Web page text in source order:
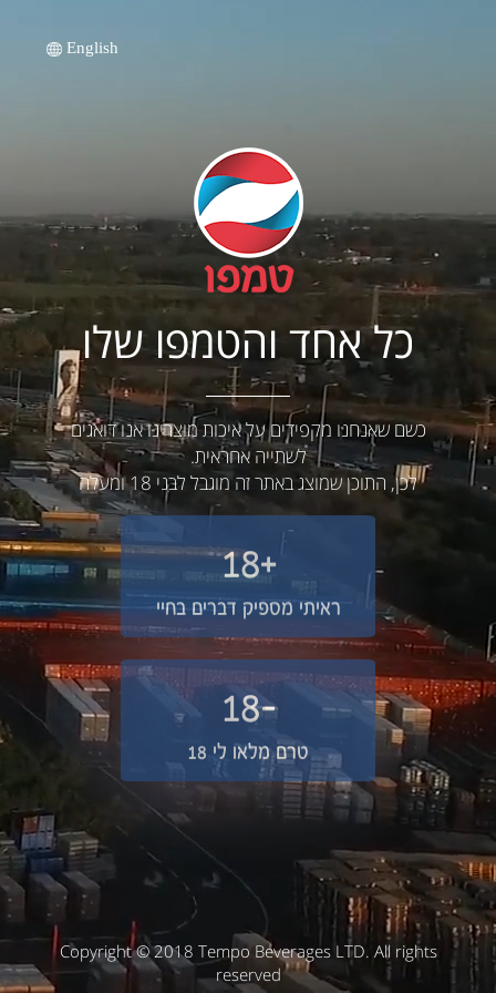
English
כל אחד והטמפו שלו
כשם שאנחנו מקפידים על איכות מוצרינו אנו דואגים
לשתייה אחראית.
לכן, התוכן שמוצג באתר זה מוגבל לבני 18 ומעלה
+18
ראיתי מספיק דברים בחיי
-18
טרם מלאו לי 18
Copyright © 2018 Tempo Beverages LTD. All rights
reserved